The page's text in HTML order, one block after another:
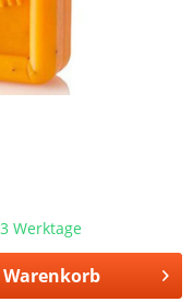
Werktage
Warenkorb